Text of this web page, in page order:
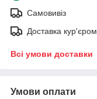
Самовивіз
Доставка кур'єром
Всі умови доставки
Умови оплати